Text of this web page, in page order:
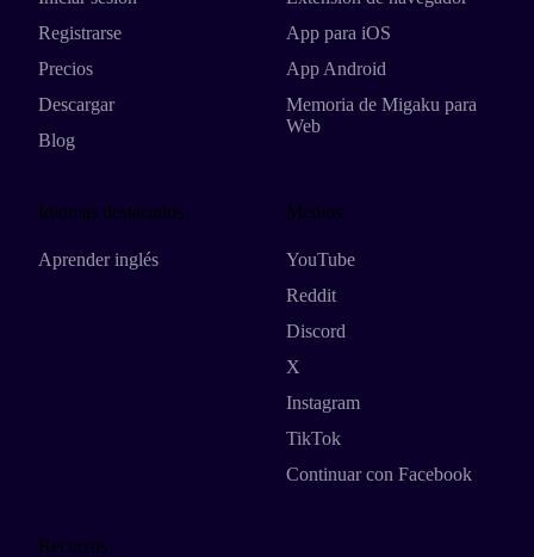
Registrarse
Precios
Descargar
Blog
App para iOS
App Android
Memoria de Migaku para
Web
Idiomas destacados
Aprender inglés
Medios
YouTube
Reddit
Discord
X
Instagram
TikTok
Continuar con Facebook
Recursos